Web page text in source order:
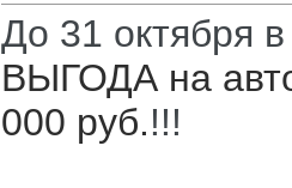
До 31
ВЫГОДА на
000 руб.!!!